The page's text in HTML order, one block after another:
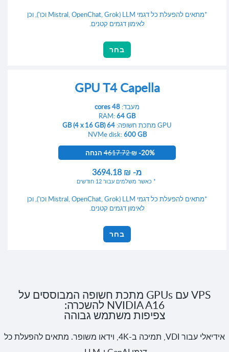
*מתאים להפעלת כל דגמי LLM (Mistral, OpenChat, Grok וכו'), וכן
לאימון דגמים קטנים.
בחר
GPU T4 Capella
מעבד: 48 cores
RAM:64 GB
GPU מתכת חשופה:
64 GB (4 x 16 GB)
NVMe disk:600 GB
4617.72 ₪-20% הנחה
מ- 3694.18 ₪
כאשר משלמים עבור 12 חודשים
*מתאים להפעלת כל דגמי LLM (Mistral, OpenChat, Grok וכו'), וכן
לאימון דגמים קטנים.
בחר
VPS עם GPUs מתכת חשופה המבוססים על
NVIDIA A16 להשכרה:
צפיפות משתמש גבוהה
אידיאלי עבור VDI, תמיכה ב-4K, וידאו משופר. מתאים להפעלת כל